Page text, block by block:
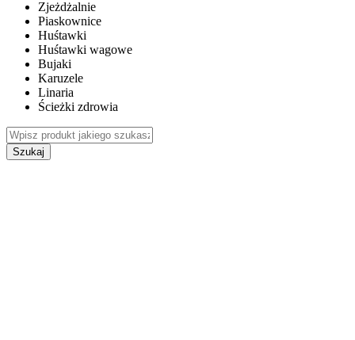
Zjeżdżalnie
Piaskownice
Huśtawki
Huśtawki wagowe
Bujaki
Karuzele
Linaria
Ścieżki zdrowia
Szukaj